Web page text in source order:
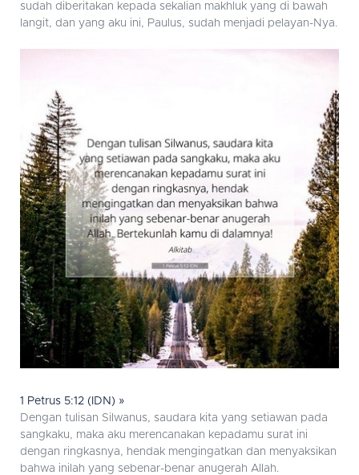
sudah diberitakan kepada sekalian makhluk yang di bawah
langit, dan yang aku ini, Paulus, sudah menjadi pelayan-Nya.
1 Petrus 5:12 (IDN) »
Dengan tulisan Silwanus, saudara kita yang setiawan pada
sangkaku, maka aku merencanakan kepadamu surat ini
dengan ringkasnya, hendak mengingatkan dan menyaksikan
bahwa inilah yang sebenar-benar anugerah Allah.